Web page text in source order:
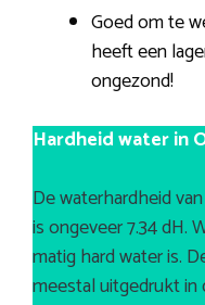
Goed om te
heeft een
ongezond!
Hardheid water in
De waterhardheid
is ongeveer 7.34 dH.
matig hard water is.
meestal uitgedrukt in